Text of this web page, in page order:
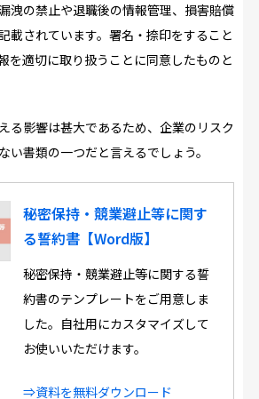
洩の禁止や退職後の情報管理、損害賠償
載されています。署名・捺印をすること
を適切に取り扱うことに同意したものと
る影響は甚大であるため、企業のリスク
い書類の一つだと言えるでしょう。
秘密保持・競業避止等に関す
る誓約書【Word版】
秘密保持・競業避止等に関する誓
約書のテンプレートをご用意しま
した。自社用にカスタマイズして
お使いいただけます。
⇒資料を無料ダウンロード